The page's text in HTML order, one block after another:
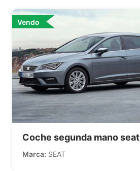
Vendo
Coche segunda mano seat
Marca SEAT